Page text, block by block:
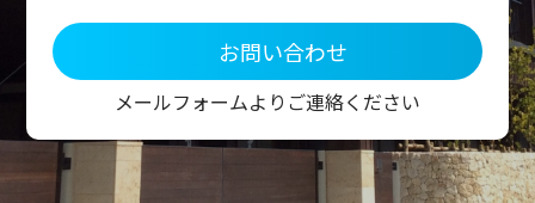
お問い合わせ
メールフォームよりご連絡ください